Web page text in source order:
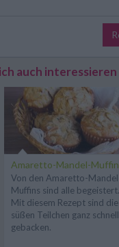
auch interessieren
Amaretto-Mandel-
Von den Amaretto-
Muffins sind alle begeistert.
Mit diesem Rezept sind die
süßen Teilchen ganz schnell
gebacken.